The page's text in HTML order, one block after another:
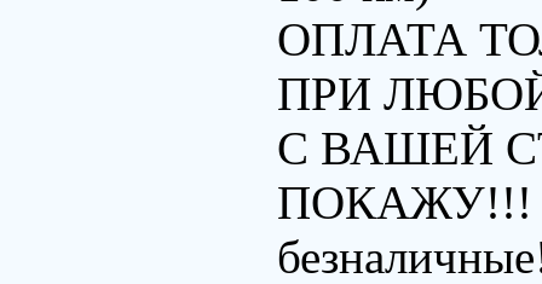
ОПЛАТА
ПРИ
С ВАШЕЙ
ПОКАЖУ!!!